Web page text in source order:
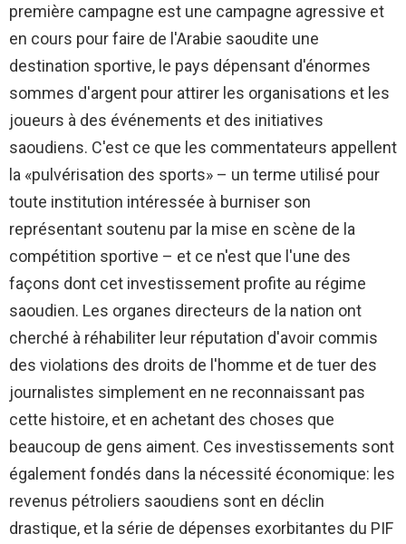
première campagne est une campagne agressive et
en cours pour faire de l'Arabie saoudite une
destination sportive, le pays dépensant d'énormes
sommes d'argent pour attirer les organisations et les
joueurs à des événements et des initiatives
saoudiens. C'est ce que les commentateurs appellent
la «pulvérisation des sports» – un terme utilisé pour
toute institution intéressée à burniser son
représentant soutenu par la mise en scène de la
compétition sportive – et ce n'est que l'une des
façons dont cet investissement profite au régime
saoudien. Les organes directeurs de la nation ont
cherché à réhabiliter leur réputation d'avoir commis
des violations des droits de l'homme et de tuer des
journalistes simplement en ne reconnaissant pas
cette histoire, et en achetant des choses que
beaucoup de gens aiment. Ces investissements sont
également fondés dans la nécessité économique: les
revenus pétroliers saoudiens sont en déclin
drastique, et la série de dépenses exorbitantes du PIF